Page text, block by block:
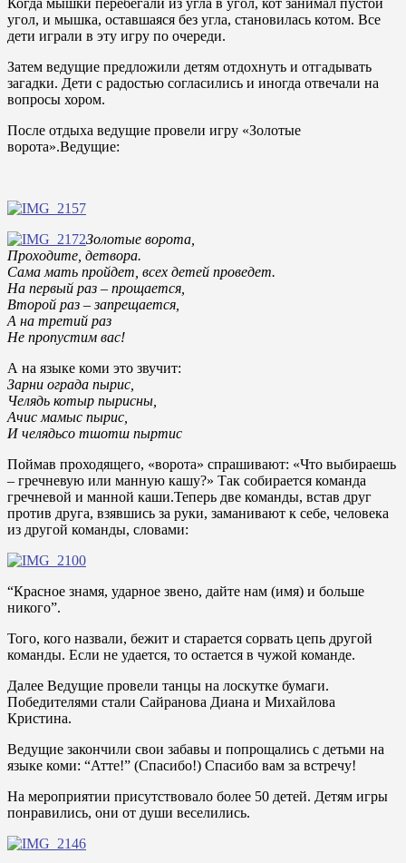
Когда мышки перебегали из угла в угол, кот занимал пустой
угол, и мышка, оставшаяся без угла, становилась котом. Все
дети играли в эту игру по очереди.
Затем ведущие предложили детям отдохнуть и отгадывать
загадки. Дети с радостью согласились и иногда отвечали на
вопросы хором.
После отдыха ведущие провели игру «Золотые
ворота».Ведущие:
Золотые ворота,
Проходите, детвора.
Сама мать пройдет, всех детей проведет.
На первый раз – прощается,
Второй раз – запрещается,
А на третий раз
Не пропустим вас!
А на языке коми это звучит:
Зарни ограда пырис,
Челядь котыр пырисны,
Ачис мамыс пырис,
И челядьсо тшотш пыртис
Поймав проходящего, «ворота» спрашивают: «Что выбираешь
– гречневую или манную кашу?» Так собирается команда
гречневой и манной каши.Теперь две команды, встав друг
против друга, взявшись за руки, заманивают к себе, человека
из другой команды, словами:
“Красное знамя, ударное звено, дайте нам (имя) и больше
никого”.
Того, кого назвали, бежит и старается сорвать цепь другой
команды. Если не удается, то остается в чужой команде.
Далее Ведущие провели танцы на лоскутке бумаги.
Победителями стали Сайранова Диана и Михайлова
Кристина.
Ведущие закончили свои забавы и попрощались с детьми на
языке коми: “Атте!” (Спасибо!) Спасибо вам за встречу!
На мероприятии присутствовало более 50 детей. Детям игры
понравились, они от души веселились.